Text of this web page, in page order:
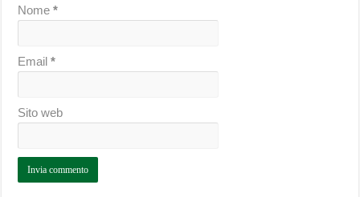
Nome*
Email*
Sito web